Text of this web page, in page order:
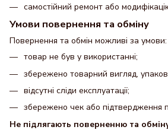
самостійний ремонт або
Умови повернення та обміну
Повернення та обмін можливі за умови:
товар не був у використанні;
збережено товарний вигляд,
відсутні сліди експлуатації;
збережено чек або підтвердження
Не підлягають поверненню та